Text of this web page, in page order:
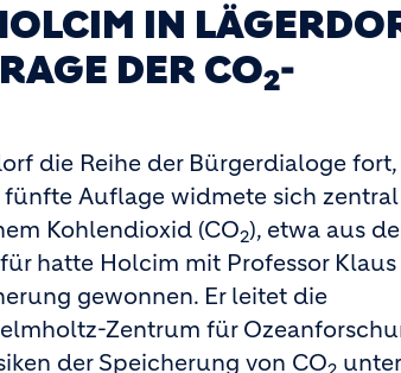
IN
DER CO2-
die Reihe der Bürgerdialoge
Auflage widmete sich
Kohlendioxid (CO2), etwa aus
hatte Holcim mit Professor Klaus
gewonnen. Er leitet die
Zentrum für
der Speicherung von CO